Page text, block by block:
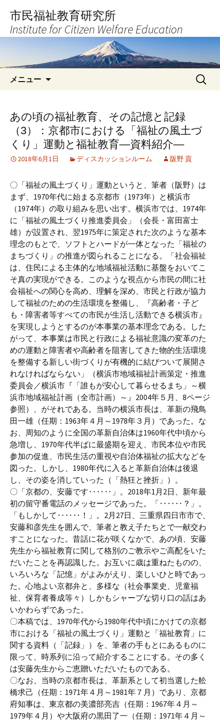
へ
キ
市民福祉教育研究所
Institute for Citizen Welfare Education
メニュー
検
索:
あの頃の福祉教育、その記憶と記録
（3）：京都市における「福祉の風土づ
くり」運動と福祉教育―資料紹介―
2018年6月1日 ディスカッションルーム 阪野 貢
〇「福祉の風土づくり」運動というと、筆者（阪野）は
まず、1970年代に始まる京都市（1973年）と横浜市
（1974年）の取り組みを思い出す。横浜市では、1974年
に「福祉の風土づくり推進委員会」（会長・富田富士
雄）が設置され、翌1975年に策定された次のような基本
理念のもとで、ソフトとハードが一体となった「福祉の
まちづくり」の推進が図られることになる。「社会福祉
は、住民による主体的な地域福祉活動に基盤をおいてこ
そ真の実現ができる。このような視点から市民の間に社
会福祉への関心を高め、理解を深め、市民と行政が協力
して福祉のための生活環境を整備し、『高齢者・子ど
も・障害者等すべての市民が生活し活動できる横浜市』
を実現しようとするのが本事業の基本理念である。した
がって、本事業は市民と行政による福祉意識の変革のた
めの運動と障害者や高齢者を阻害してきた物的生活環境
を整備する新しい街づくりが有機的に結びついて展開さ
れなければならない」（横浜市地域福祉計画策定・推進
委員会／横浜市『「誰もが安心して暮らせるまち」～横
浜市地域福祉計画（全市計画）～』2004年５月、8ページ
参照）、がそれである。当時の横浜市長は、革新の飛鳥
田一雄（任期：1963年４月～1978年３月）であった。な
お、周知のように全国の革新自治体は1960年代中頃から
急増し、1970年代半ばに最盛期を迎え、市民本位や市民
参加の促進、市民生活の重視や自治体福祉の拡大などを
図った。しかし、1980年代に入ると革新自治体は後退
し、その姿を消していった（「熱狂と挫折」）。
〇「京都の、安藤です‥‥‥」。2018年1月2日、新年最
初の留守番電話のメッセージであった。「‥‥‥？」。
「もしかして‥‥‥！」。2月27日、三重県四日市市で、
安藤和彦先生を囲んで、筆者と教え子たちとで一献交わ
すことになった。昔話に花が咲くなかで、あの頃、安藤
先生から福祉教育に関して格別のご教示やご高配をいた
だいたことを再認識した。お互いに歳は重ねたものの、
いろいろな「記憶」がよみがえり、楽しいひと時であっ
た。心地よい京都弁と、多様な（社会事業史、児童福
祉、保育者養成等々）しかもシャープな切り口の話はあ
いかわらずであった。
〇本稿では、1970年代から1980年代中頃にかけての京都
市における「福祉の風土づくり」運動と「福祉教育」に
関する資料（「記録」）を、筆者の手もとにあるものに
限って、時系列に沿って紹介することにする。その多く
は安藤先生からご恵贈いただいたものである。
〇なお、当時の京都市長は、革新系として初当選した舩
橋求己（任期：1971年４月～1981年７月）であり、京都
府知事は、東京都の美濃部亮吉（任期：1967年４月～
1979年４月）や大阪府の黒田了一（任期：1971年４月～